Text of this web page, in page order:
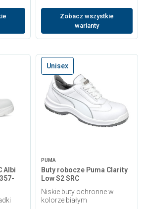
Zobacz wszystkie
warianty
Albi
Unisex
PUMA
Buty robocze Puma Clarity
Low S2 SRC
Niskie buty ochronne w
kolorze białym